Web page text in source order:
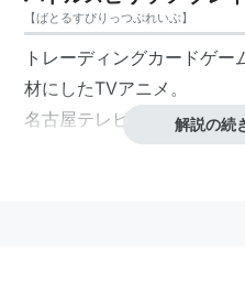
【ばとるすぴりっつぶれいぶ】
トレーディングカードゲ
材にしたTVアニメ。
名古屋テレビ放送（メ〜テ
2010年9月12日から2011
解説の続